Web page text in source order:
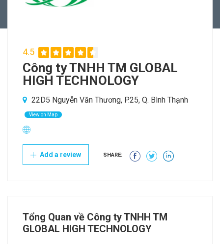
4.5
Công ty TNHH TM GLOBAL
HIGH TECHNOLOGY
22D5 Nguyễn Văn Thương, P.25, Q. Bình Thạnh
View on Map
Add a review SHARE:
Tổng Quan về Công ty TNHH TM
GLOBAL HIGH TECHNOLOGY